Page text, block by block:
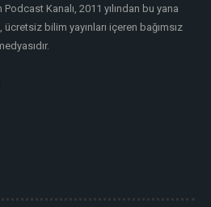
Podcast Kanalı, 2011 yılından bu yana
bilim yayınları içeren bağımsız